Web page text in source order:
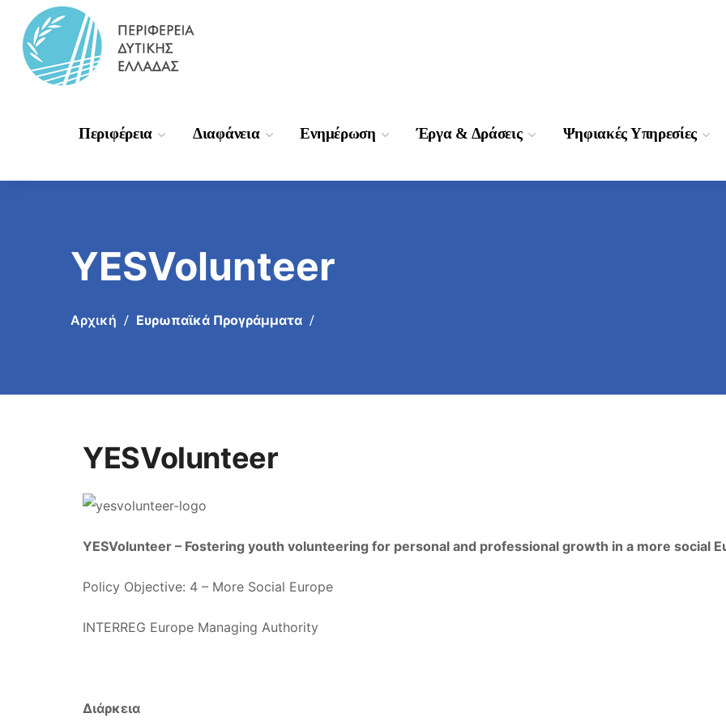
Περιφέρεια Διαφάνεια Ενημέρωση Έργα & Δράσεις Ψηφιακές Υπηρεσίες
YESVolunteer
Αρχική Ευρωπαϊκά Προγράμματα
YESVolunteer
YESVolunteer – Fostering youth volunteering for personal and professional growth in a more social
Policy Objective: 4 – More Social Europe
INTERREG Europe Managing Authority
Διάρκεια